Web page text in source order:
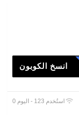
انسخ الكوبون
استُخدم 123 - اليوم 0